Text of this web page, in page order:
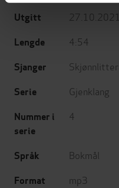
Utgitt 27.10.2021
Lengde 4:54
Sjanger
Serie Gjenklang
Nummer i
serie
4
Språk Bokmål
Format mp3